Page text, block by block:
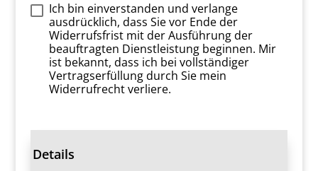
Ich bin einverstanden und verlange
ausdrücklich, dass Sie vor Ende der
Widerrufsfrist mit der Ausführung der
beauftragten Dienstleistung beginnen. Mir
ist bekannt, dass ich bei vollständiger
Vertragserfüllung durch Sie mein
Widerrufrecht verliere.
Details